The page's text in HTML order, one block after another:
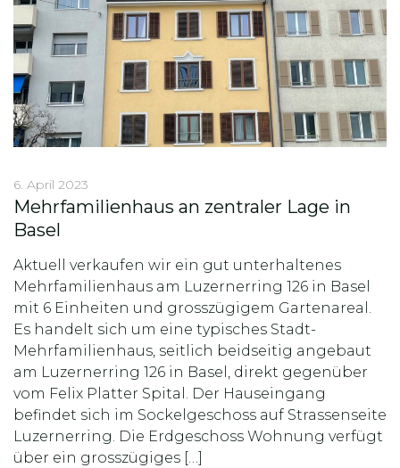
6. April 2023
Mehrfamilienhaus an zentraler Lage in
Basel
Aktuell verkaufen wir ein gut unterhaltenes
Mehrfamilienhaus am Luzernerring 126 in Basel
mit 6 Einheiten und grosszügigem Gartenareal.
Es handelt sich um eine typisches Stadt-
Mehrfamilienhaus, seitlich beidseitig angebaut
am Luzernerring 126 in Basel, direkt gegenüber
vom Felix Platter Spital. Der Hauseingang
befindet sich im Sockelgeschoss auf Strassenseite
Luzernerring. Die Erdgeschoss Wohnung verfügt
über ein grosszügiges […]